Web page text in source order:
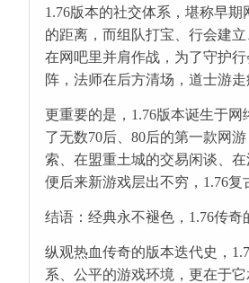
1.76版本的社交体系，堪称早
的距离，而组队打宝、行会建
在网吧里并肩作战，为了守护
阵，法师在后方清场，道士游
更重要的是，1.76版本诞生于
了无数70后、80后的第一款网
索、在盟重土城的交易闲谈、
便后来新游戏层出不穷，1.76复
结语：经典永不褪色，1.76传奇
纵观热血传奇的版本迭代史，
系、公平的游戏环境，更在于